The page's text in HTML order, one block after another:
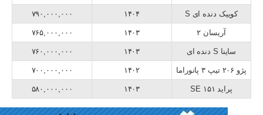
کوییک دنده ای S ۱۴۰۴ ۷۹۰,۰۰۰,۰۰۰
آریسان ۲ ۱۴۰۳ ۷۶۵,۰۰۰,۰۰۰
ساینا S دنده ای ۱۴۰۳ ۷۶۰,۰۰۰,۰۰۰
۱۴۰۲ ۷۰۰,۰۰۰,۰۰۰
پراید ۱۵۱ SE ۱۴۰۳ ۵۸۰,۰۰۰,۰۰۰